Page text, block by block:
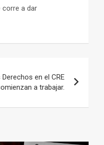
corre a dar
en el CRE
a trabajar.